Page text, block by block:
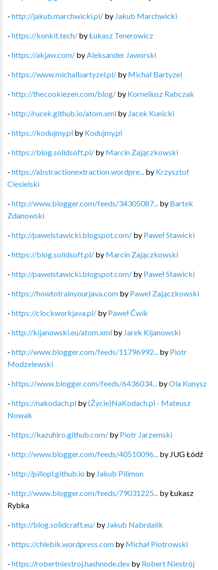
- http://jakub.marchwicki.pl/ by Jakub Marchwicki
- https://konkit.tech/ byŁukasz Tenerowicz
- https://akjaw.com/ by Aleksander Jaworski
- https://www.michalbartyzel.pl/ by Michał Bartyzel
- http://thecookiezen.com/blog/ by Korneliusz Rabczak
- http://rucek.github.io/atom.xml by Jacek Kunicki
- https://kodujmy.pl by Kodujmy.pl
- https://blog.solidsoft.pl/ by Marcin Zajączkowski
- https://abstractionextraction.wordpre... by Krzysztof
Ciesielski
- http://www.blogger.com/feeds/34305087... by Bartek
Zdanowski
- http://pawelstawicki.blogspot.com/ by Paweł Stawicki
- https://blog.solidsoft.pl/ by Marcin Zajączkowski
- http://pawelstawicki.blogspot.com/ by Paweł Stawicki
- https://howtotrainyourjava.com by Paweł Zajączkowski
- https://clockworkjava.pl/ by Paweł Ćwik
- http://kijanowski.eu/atom.xml by Jarek Kijanowski
- http://www.blogger.com/feeds/11796992... by Piotr
Modzelewski
- https://www.blogger.com/feeds/6436034... byOla Kunysz
- https://nakodach.pl by(Życie)NaKodach.pl - Mateusz
Nowak
- https://kazuhiro.github.com/ by Piotr Jarzemski
- http://www.blogger.com/feeds/40510096... by JUG Łódź
- http://pillopl.github.io by Jakub Pilimon
- http://www.blogger.com/feeds/79031225... byŁukasz
Rybka
- http://blog.solidcraft.eu/ by Jakub Nabrdalik
- https://chlebik.wordpress.com by Michał Piotrowski
- https://robertniestroj.hashnode.dev by Robert Niestrój